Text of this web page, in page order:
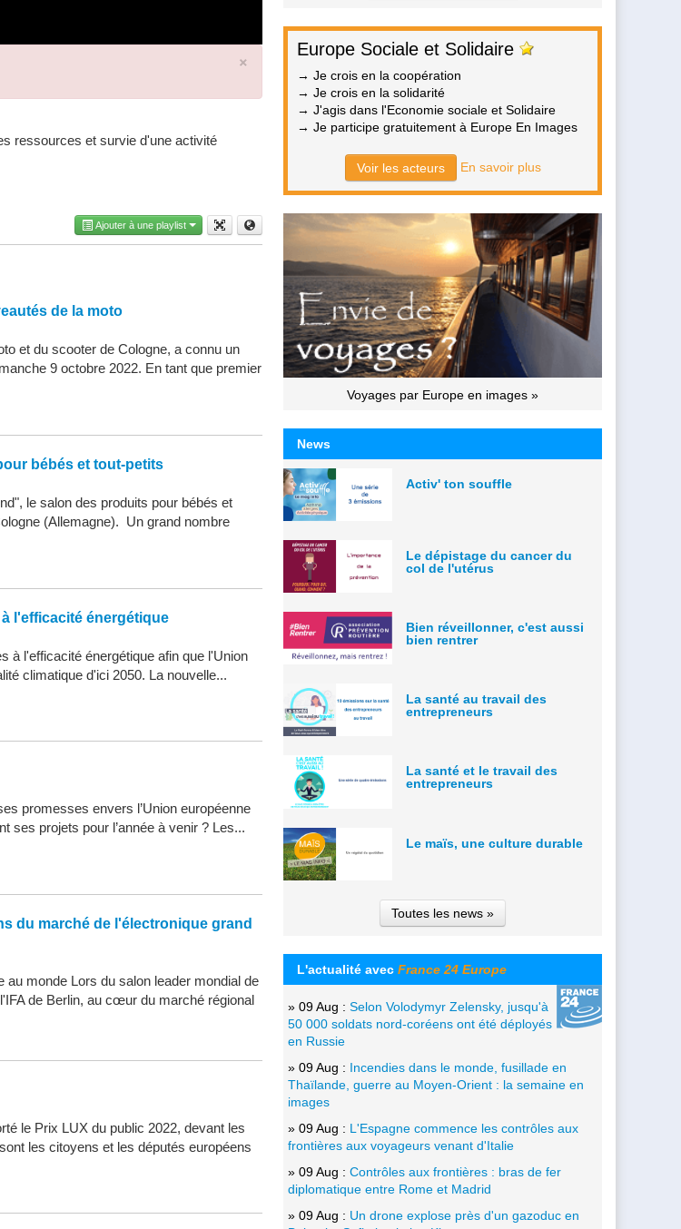
×
ressources et survie d'une activité
Ajouter à une playlist
de la moto
et du scooter de Cologne, a connu un
9 octobre 2022. En tant que premier
bébés et tout-petits
le salon des produits pour bébés et
(Allemagne). Un grand nombre
l'efficacité énergétique
à l'efficacité énergétique afin que l'Union
climatique d'ici 2050. La nouvelle...
promesses envers l’Union européenne
ses projets pour l’année à venir ? Les...
du marché de l'électronique grand
au monde Lors du salon leader mondial de
de Berlin, au cœur du marché régional
le Prix LUX du public 2022, devant les
les citoyens et les députés européens
Europe Sociale et Solidaire
→ Je crois en la coopération
→ Je crois en la solidarité
→ J'agis dans l'Economie sociale et Solidaire
→ Je participe gratuitement à Europe En Images
Voir les acteurs En savoir plus
Voyages par Europe en images »
News
Activ' ton souffle
Le dépistage du cancer du
col de l'utérus
Bien réveillonner, c'est aussi
bien rentrer
La santé au travail des
entrepreneurs
La santé et le travail des
entrepreneurs
Le maïs, une culture durable
Toutes les news »
L'actualité avec France 24 Europe
» 09 Aug : Selon Volodymyr Zelensky, jusqu'à
50 000 soldats nord-coréens ont été déployés
en Russie
» 09 Aug : Incendies dans le monde, fusillade en
Thaïlande, guerre au Moyen-Orient : la semaine en
images
» 09 Aug : L'Espagne commence les contrôles aux
frontières aux voyageurs venant d'Italie
» 09 Aug : Contrôles aux frontières : bras de fer
diplomatique entre Rome et Madrid
» 09 Aug : Un drone explose près d'un gazoduc en